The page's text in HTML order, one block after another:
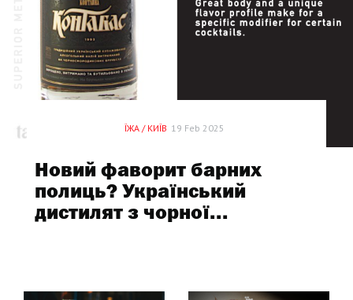
ЇЖА / КИЇВ 19 Feb 2025
Новий фаворит барних
полиць? Український
дистилят з чорної...